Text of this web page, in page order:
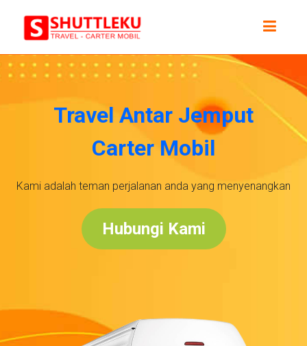
Travel Antar Jemput
Carter Mobil
Kami adalah teman perjalanan anda yang menyenangkan
Hubungi Kami